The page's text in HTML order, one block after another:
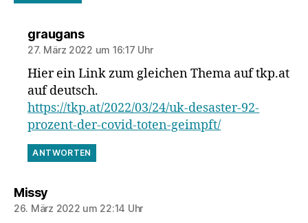
grauganssagt:
27. März 2022 um 16:17 Uhr
Hier ein Link zum gleichen Thema auf tkp.at
auf deutsch.
https://tkp.at/2022/03/24/uk-desaster-92-
prozent-der-covid-toten-geimpft/
ANTWORTEN
Missysagt:
26. März 2022 um 22:14 Uhr